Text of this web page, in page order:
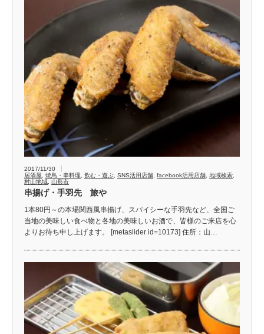
2017/11/30
居酒屋
焼鳥・串料理 飲む・遊ぶ SNS活用店舗 facebook活用店舗 地域検索
村山地域 山形市
串揚げ・手羽先 旅や
1本80円～の本場関西風串揚げ、スパイシーな手羽先など、全国ご
当地の美味しい食べ物と各地の美味しいお酒で、皆様のご来店を心
よりお待ち申し上げます。 [metaslider id=10173] 住所：山…